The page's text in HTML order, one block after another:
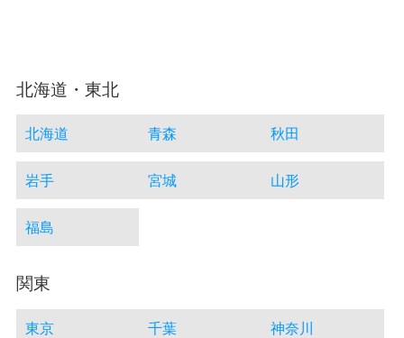
北海道・東北
北海道 青森 秋田
岩手 宮城 山形
福島
関東
東京 千葉 神奈川